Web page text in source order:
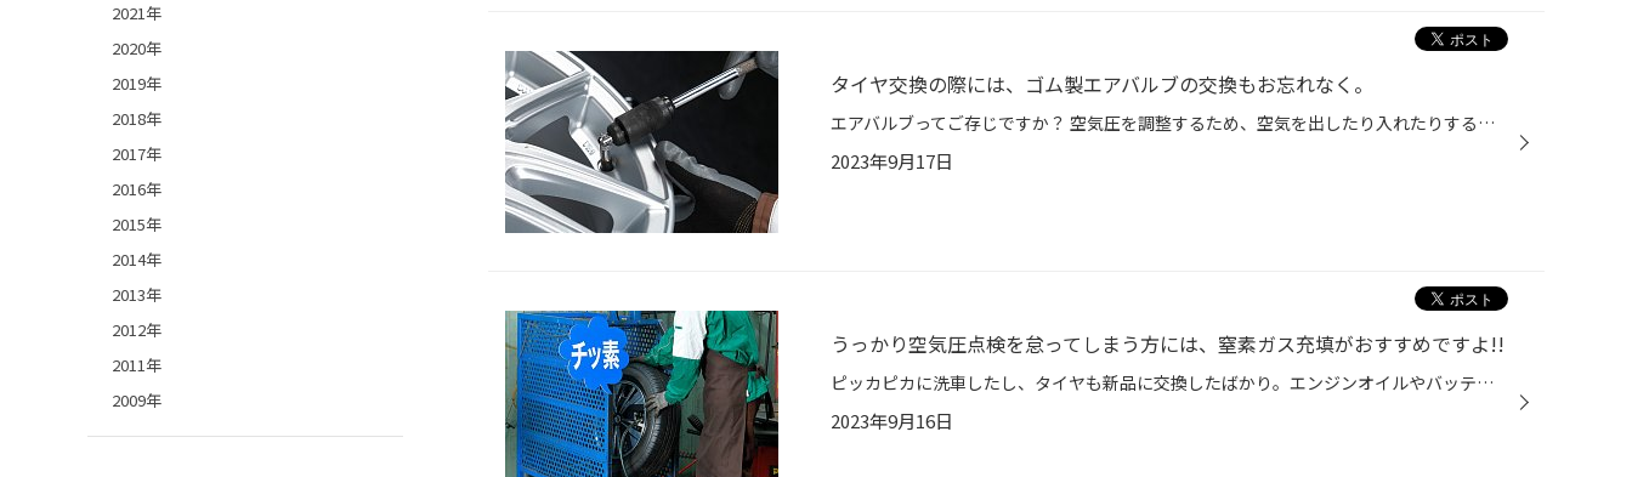
タイヤ交換の際には、ゴム製エアバルブの交換もお忘れなく。
エアバルブってご存じですか？ 空気圧を調整するため、空気を出したり入れたりすることができるのが「エアバルブ」です。ホイールのバルブホールにはめ込んで使用しますが、ご自分で空気圧点検をされていらっしゃる方には、おなじみのパーツかもしれませんね。 エアバルブは主にバルブボディ、バル...
2023年9月17日
うっかり空気圧点検を怠ってしまう方には、窒素ガス充填がおすすめですよ!!
ピッカピカに洗車したし、タイヤも新品に交換したばかり。エンジンオイルやバッテリーも定期的に交換しているので問題ナシ!!さあどこへお出かけしようか？なんて計画を立てるのは楽しいものですね。でも、大事なことを忘れてはいませんか。そう、空気圧のチェックです。みなさんは、タイヤの空気圧...
2023年9月16日
2021年
2020年
2019年
2018年
2017年
2016年
2015年
2014年
2013年
2012年
2011年
2009年